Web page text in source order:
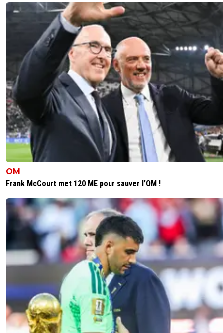
OM
Frank McCourt met 120 ME pour sauver l’OM !